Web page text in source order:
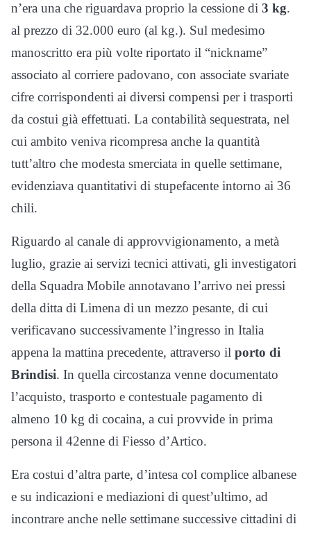
n’era una che riguardava proprio la cessione di 3 kg.
al prezzo di 32.000 euro (al kg.). Sul medesimo
manoscritto era più volte riportato il “nickname”
associato al corriere padovano, con associate svariate
cifre corrispondenti ai diversi compensi per i trasporti
da costui già effettuati. La contabilità sequestrata, nel
cui ambito veniva ricompresa anche la quantità
tutt’altro che modesta smerciata in quelle settimane,
evidenziava quantitativi di stupefacente intorno ai 36
chili.
Riguardo al canale di approvvigionamento, a metà
luglio, grazie ai servizi tecnici attivati, gli investigatori
della Squadra Mobile annotavano l’arrivo nei pressi
della ditta di Limena di un mezzo pesante, di cui
verificavano successivamente l’ingresso in Italia
appena la mattina precedente, attraverso il porto di
Brindisi. In quella circostanza venne documentato
l’acquisto, trasporto e contestuale pagamento di
almeno 10 kg di cocaina, a cui provvide in prima
persona il 42enne di Fiesso d’Artico.
Era costui d’altra parte, d’intesa col complice albanese
e su indicazioni e mediazioni di quest’ultimo, ad
incontrare anche nelle settimane successive cittadini di